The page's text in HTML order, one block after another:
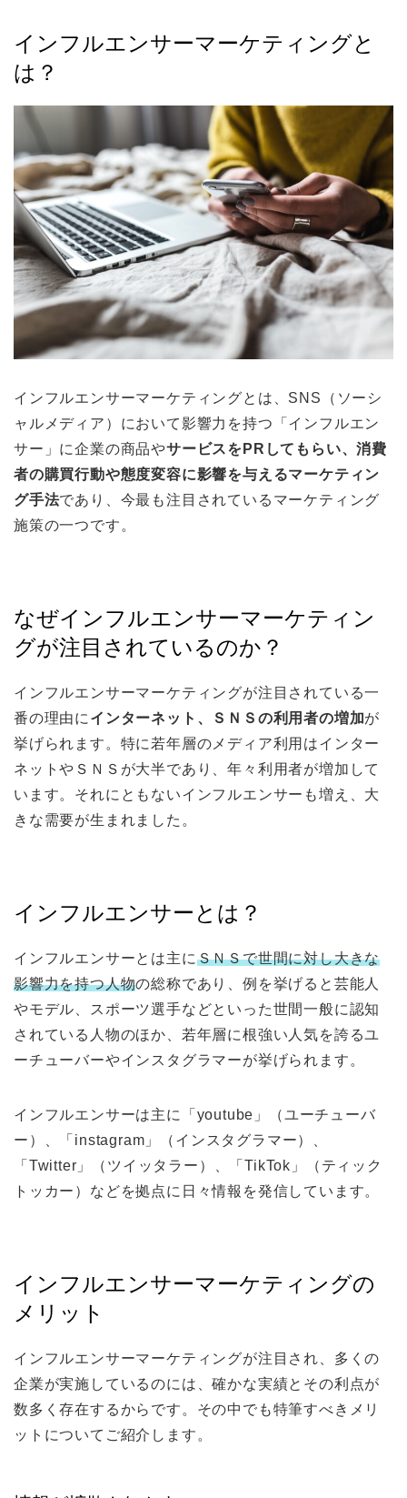
インフルエンサーマーケティングと
は？
インフルエンサーマーケティングとは、SNS（ソーシ
ャルメディア）において影響力を持つ「インフルエン
サー」に企業の商品やサービスをPRしてもらい、消費
者の購買行動や態度変容に影響を与えるマーケティン
グ手法であり、今最も注目されているマーケティング
施策の一つです。
なぜインフルエンサーマーケティン
グが注目されているのか？
インフルエンサーマーケティングが注目されている一
番の理由に インターネット、ＳＮＳの利用者の増加が
挙げられます。特に若年層のメディア利用はインター
ネットやＳＮＳが大半であり、年々利用者が増加して
います。それにともないインフルエンサーも増え、大
きな需要が生まれました。
インフルエンサーとは？
インフルエンサーとは主にＳＮＳで世間に対し大きな
影響力を持つ人物の総称であり、例を挙げると芸能人
やモデル、スポーツ選手などといった世間一般に認知
されている人物のほか、若年層に根強い人気を誇るユ
ーチューバーやインスタグラマーが挙げられます。
インフルエンサーは主に「youtube」（ユーチューバ
ー）、「instagram」（インスタグラマー）、
「Twitter」（ツイッタラー）、「TikTok」（ティック
トッカー）などを拠点に日々情報を発信しています。
インフルエンサーマーケティングの
メリット
インフルエンサーマーケティングが注目され、多くの
企業が実施しているのには、確かな実績とその利点が
数多く存在するからです。その中でも特筆すべきメリ
ットについてご紹介します。